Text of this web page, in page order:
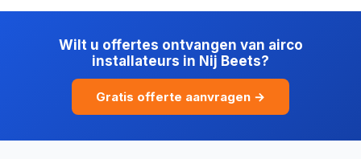
Wilt u offertes ontvangen van airco
installateurs in Nij Beets?
Gratis offerte aanvragen →